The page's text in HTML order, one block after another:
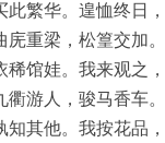
此繁华。遑恤终日
庑重梁，松篁交加
稀馆娃。我来观之
衢游人，骏马香车
知其他。我按花品